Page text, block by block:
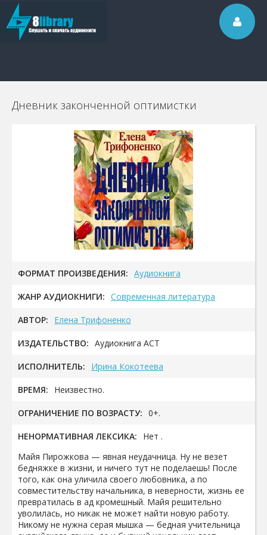
Дневник законченной оптимистки
ФОРМАТ ПРОИЗВЕДЕНИЯ: Аудиокнига
ЖАНР АУДИОКНИГИ: Современная литература
АВТОР: Елена Трифоненко
ИЗДАТЕЛЬСТВО: Аудиокнига АСТ
ИСПОЛНИТЕЛЬ: Ирина Кокотеева
ВРЕМЯ: Неизвестно.
ОГРАНИЧЕНИЕ ПО ВОЗРАСТУ: 0+.
НЕНОРМАТИВНАЯ ЛЕКСИКА:
Нет .
Майя Пирожкова — явная неудачница. Ну не везет
бедняжке в жизни, и ничего тут не поделаешь! После
того, как она уличила своего любовника, а по
совместительству начальника, в неверности, жизнь ее
превратилась в ад кромешный. Майя решительно
уволилась, но никак не может найти новую работу.
Никому не нужна серая мышка — бедная учительница